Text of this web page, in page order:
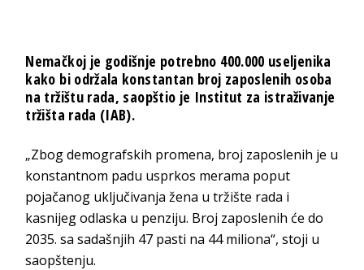
Nemačkoj je godišnje potrebno 400.000 useljenika
kako bi održala konstantan broj zaposlenih osoba
na tržištu rada, saopštio je Institut za istraživanje
tržišta rada (IAB).
„Zbog demografskih promena, broj zaposlenih je u
konstantnom padu usprkos merama poput
pojačanog uključivanja žena u tržište rada i
kasnijeg odlaska u penziju. Broj zaposlenih će do
2035. sa sadašnjih 47 pasti na 44 miliona“, stoji u
saopštenju.